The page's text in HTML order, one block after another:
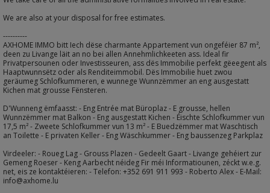
We are also at your disposal for free estimates.
----------
AXHOME IMMO bitt Iech dëse charmante Appartement vun ongeféier 87 m²,
deen zu Livange läit an no bei allen Annehmlichkeeten ass. Ideal fir
Privatpersounen oder Investisseuren, ass dës Immobilie perfekt gëeegent als
Haaptwunnsëtz oder als Renditeimmobil. Dës Immobilie huet zwou
geräumeg Schlofkummeren, e wunnege Wunnzëmmer an eng ausgestatt
Kichen mat grousse Fënsteren.
D'Wunneng ëmfaasst: - Eng Entrée mat Büroplaz - E grousse, hellen
Wunnzëmmer mat Balkon - Eng ausgestatt Kichen - Éischte Schlofkummer vun
17,5 m² - Zweete Schlofkummer vun 13 m² - E Buedzëmmer mat Waschtisch
an Toilette - E privaten Keller - Eng Wäschkummer - Eng baussenzeg Parkplaz
Virdeeler: - Roueg Lag - Grouss Plazen - Gedeelt Gaart - Livange gehéiert zur
Gemeng Roeser - Keng Aarbecht néideg Fir méi Informatiounen, zéckt w.e.g.
net, eis ze kontaktéieren: - Telefon: +352 691 911 993 - Roberto Alex - E-Mail:
info@axhome.lu